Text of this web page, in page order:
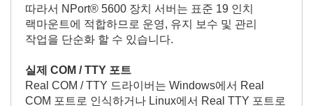
따라서 NPort® 5600 장치 서버는 표준 19 인치
랙마운트에 적합하므로 운영, 유지 보수 및 관리
작업을 단순화 할 수 있습니다.
실제 COM / TTY 포트
Real COM / TTY 드라이버는 Windows에서 Real
COM 포트로 인식하거나 Linux에서 Real TTY 포트로